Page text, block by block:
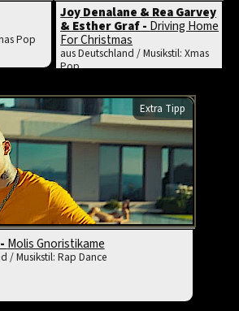
Pop
Joy Denalane & Rea Garvey
& Esther Graf - Driving Home
For Christmas
aus Deutschland / Musikstil: Xmas
Pop
Extra Tipp
Molis Gnoristikame
/ Musikstil: Rap Dance